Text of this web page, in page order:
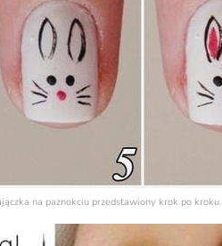
na paznokciu przedstawiony krok po kroku.